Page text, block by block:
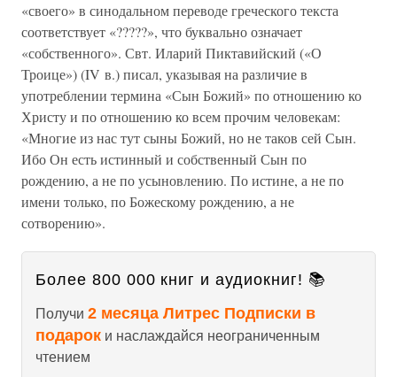
«своего» в синодальном переводе греческого текста
соответствует «?????», что буквально означает
«собственного». Свт. Иларий Пиктавийский («О
Троице») (IV в.) писал, указывая на различие в
употреблении термина «Сын Божий» по отношению ко
Христу и по отношению ко всем прочим человекам:
«Многие из нас тут сыны Божий, но не таков сей Сын.
Ибо Он есть истинный и собственный Сын по
рождению, а не по усыновлению. По истине, а не по
имени только, по Божескому рождению, а не
сотворению».
Более 800 000 книг и аудиокниг! 📚
Получи 2 месяца Литрес Подписки в
подарок и наслаждайся неограниченным
чтением